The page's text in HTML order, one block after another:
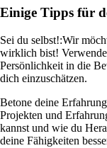
Einige Tipps für
Sei du selbst!:Wir
wirklich bist!
Persönlichkeit in die
dich einzuschätzen.
Betone deine
Projekten und
kannst und wie du
deine Fähigkeiten